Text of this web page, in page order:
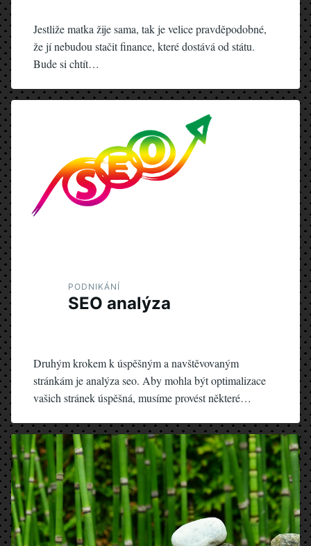
Jestliže matka žije sama, tak je velice pravděpodobné,
že jí nebudou stačit finance, které dostává od státu.
Bude si chtít…
PODNIKÁNÍ
SEO analýza
Druhým krokem k úspěšným a navštěvovaným
stránkám je analýza seo. Aby mohla být optimalizace
vašich stránek úspěšná, musíme provést některé…